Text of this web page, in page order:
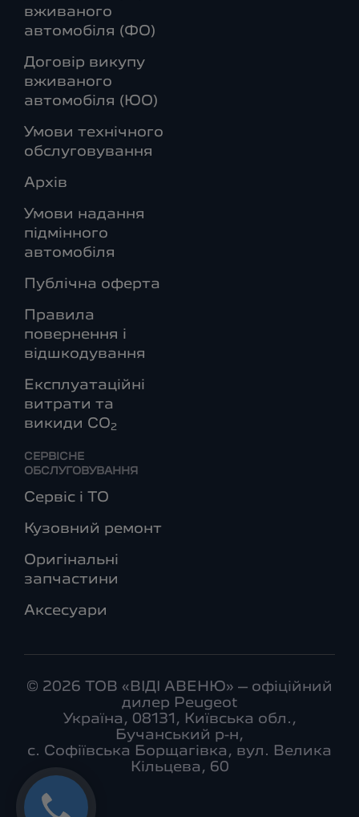
вживаного
автомобіля (ФО)
Договір викупу
вживаного
автомобіля (ЮО)
Умови технічного
обслуговування
Архів
Умови надання
підмінного
автомобіля
Публічна оферта
Правила
повернення і
відшкодування
Експлуатаційні
витрати та
викиди СО2
СЕРВІСНЕ
ОБСЛУГОВУВАННЯ
Сервіс і ТО
Кузовний ремонт
Оригінальні
запчастини
Аксесуари
© 2026 ТОВ «ВІДІ АВЕНЮ» – офіційний
дилер Peugeot
Україна, 08131, Київська обл.,
Бучанський р-н,
с. Софіївська Борщагівка, вул. Велика
Кільцева, 60